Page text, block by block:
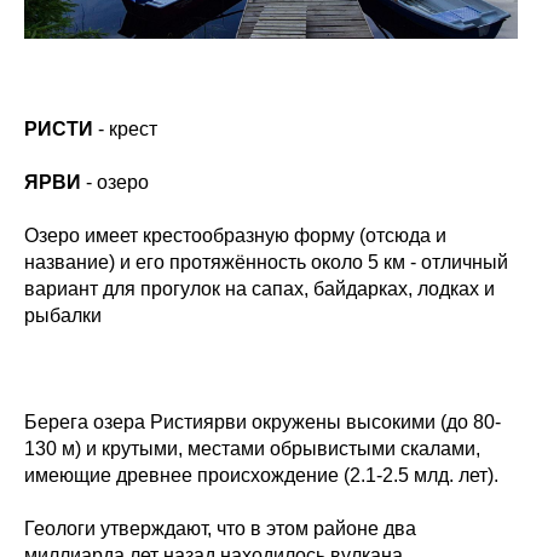
РИСТИ - крест
ЯРВИ - озеро
Озеро имеет крестообразную форму (отсюда и
название) и его протяжённость около 5 км - отличный
вариант для прогулок на сапах, байдарках, лодках и
рыбалки
Берега озера Ристиярви окружены высокими (до 80-
130 м) и крутыми, местами обрывистыми скалами,
имеющие древнее происхождение (2.1-2.5 млд. лет).
Геологи утверждают, что в этом районе два